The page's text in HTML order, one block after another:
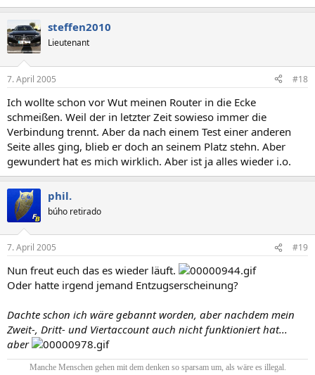
steffen2010
Lieutenant
7. April 2005 #18
Ich wollte schon vor Wut meinen Router in die Ecke
schmeißen. Weil der in letzter Zeit sowieso immer die
Verbindung trennt. Aber da nach einem Test einer anderen
Seite alles ging, blieb er doch an seinem Platz stehn. Aber
gewundert hat es mich wirklich. Aber ist ja alles wieder i.o.
phil.
búho retirado
7. April 2005 #19
Nun freut euch das es wieder läuft.
Oder hatte irgend jemand Entzugserscheinung?
Dachte schon ich wäre gebannt worden, aber nachdem mein
Zweit-, Dritt- und Viertaccount auch nicht funktioniert hat...
aber
Manche Menschen gehen mit dem denken so sparsam um, als wäre es illegal.